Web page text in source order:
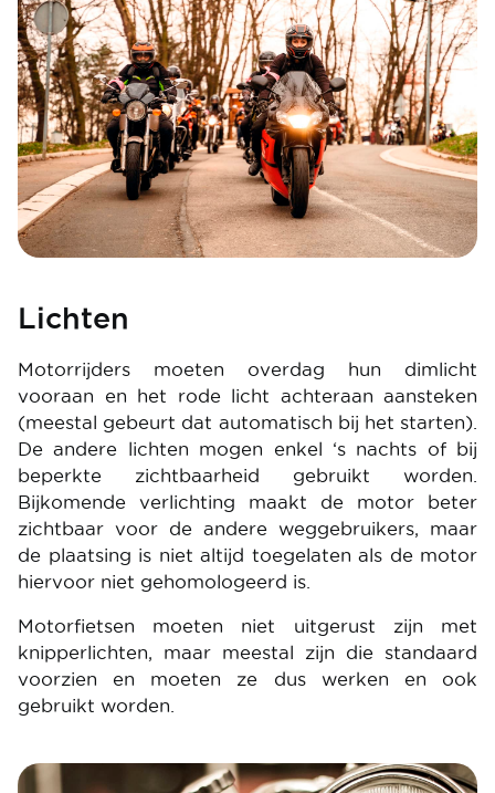
Lichten
Motorrijders moeten overdag hun dimlicht
vooraan en het rode licht achteraan aansteken
(meestal gebeurt dat automatisch bij het starten).
De andere lichten mogen enkel ‘s nachts of bij
beperkte zichtbaarheid gebruikt worden.
Bijkomende verlichting maakt de motor beter
zichtbaar voor de andere weggebruikers, maar
de plaatsing is niet altijd toegelaten als de motor
hiervoor niet gehomologeerd is.
Motorfietsen moeten niet uitgerust zijn met
knipperlichten, maar meestal zijn die standaard
voorzien en moeten ze dus werken en ook
gebruikt worden.
Image